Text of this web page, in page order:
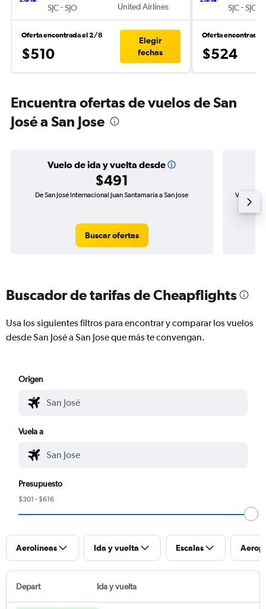
SJC-SJO
United Airlines
Oferta encontrada el 2/8
$510
Elegir
fechas
SJC-SJO
Oferta encontrada
$524
Encuentra ofertas de vuelos de San
José a San Jose
Vuelo de ida y vuelta desde
$491
De San José Internacional Juan Santamaría a San Jose
Buscar ofertas
Vuelo de
Buscador de tarifas de Cheapflights
Usa los siguientes filtros para encontrar y comparar los vuelos
desde San José a San Jose que más te convengan.
Origen
Vuela a
Presupuesto
$301 - $616
Aerolíneas Ida y vuelta Escalas
Depart Ida y vuelta